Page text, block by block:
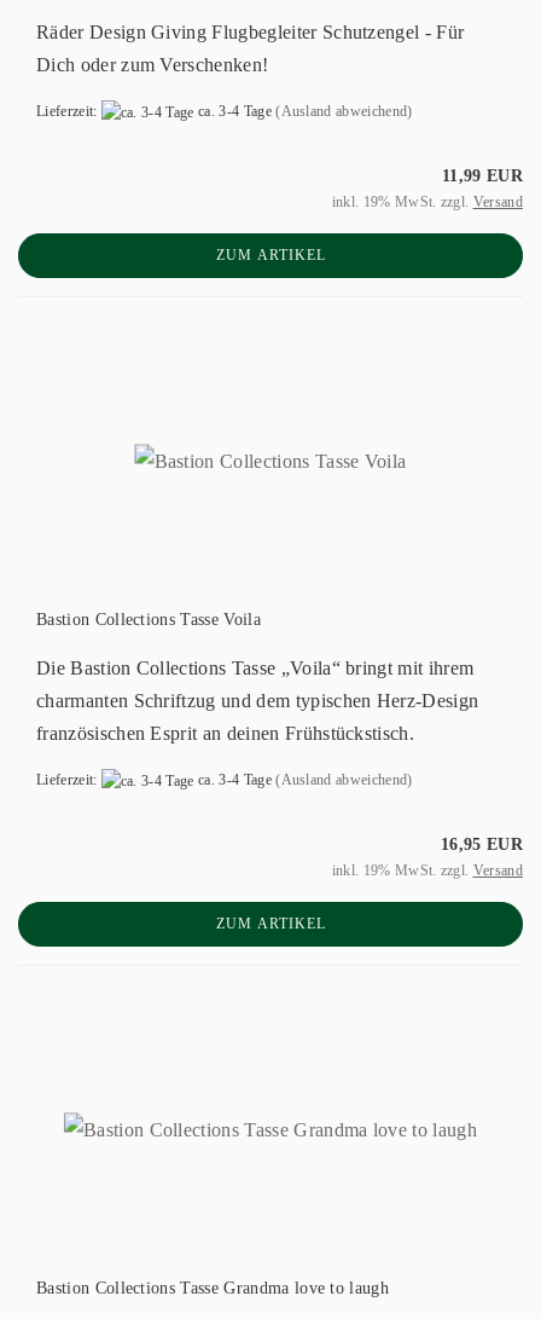
Räder Design Giving Flugbegleiter Schutzengel - Für
Dich oder zum Verschenken!
Lieferzeit: ca. 3-4 Tage (Ausland abweichend)
11,99 EUR
inkl. 19% MwSt. zzgl. Versand
ZUM ARTIKEL
Bastion Collections Tasse Voila
Die Bastion Collections Tasse „Voila“ bringt mit ihrem
charmanten Schriftzug und dem typischen Herz-Design
französischen Esprit an deinen Frühstückstisch.
Lieferzeit: ca. 3-4 Tage (Ausland abweichend)
16,95 EUR
inkl. 19% MwSt. zzgl. Versand
ZUM ARTIKEL
Bastion Collections Tasse Grandma love to laugh